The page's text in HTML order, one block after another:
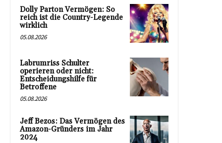
Dolly Parton Vermögen: So
reich ist die Country-Legende
wirklich
05.08.2026
Labrumriss Schulter
operieren oder nicht:
Entscheidungshilfe für
Betroffene
05.08.2026
Jeff Bezos: Das Vermögen des
Amazon-Gründers im Jahr
2024